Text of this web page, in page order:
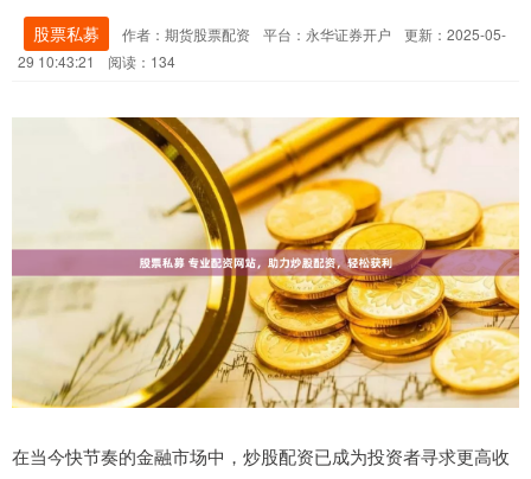
股票私募 作者：期货股票配资 平台：永华证券开户
更新：2025-05-
29 10:43:21
阅读：134
在当今快节奏的金融市场中，炒股配资已成为投资者寻求更高收